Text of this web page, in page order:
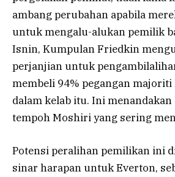
ambang perubahan apabila
untuk mengalu-alukan pemilik
Isnin, Kumpulan Friedkin
perjanjian untuk
membeli 94% pegangan
dalam kelab itu. Ini
tempoh Moshiri yang sering
Potensi peralihan pemilikan ini
sinar harapan untuk Everton,